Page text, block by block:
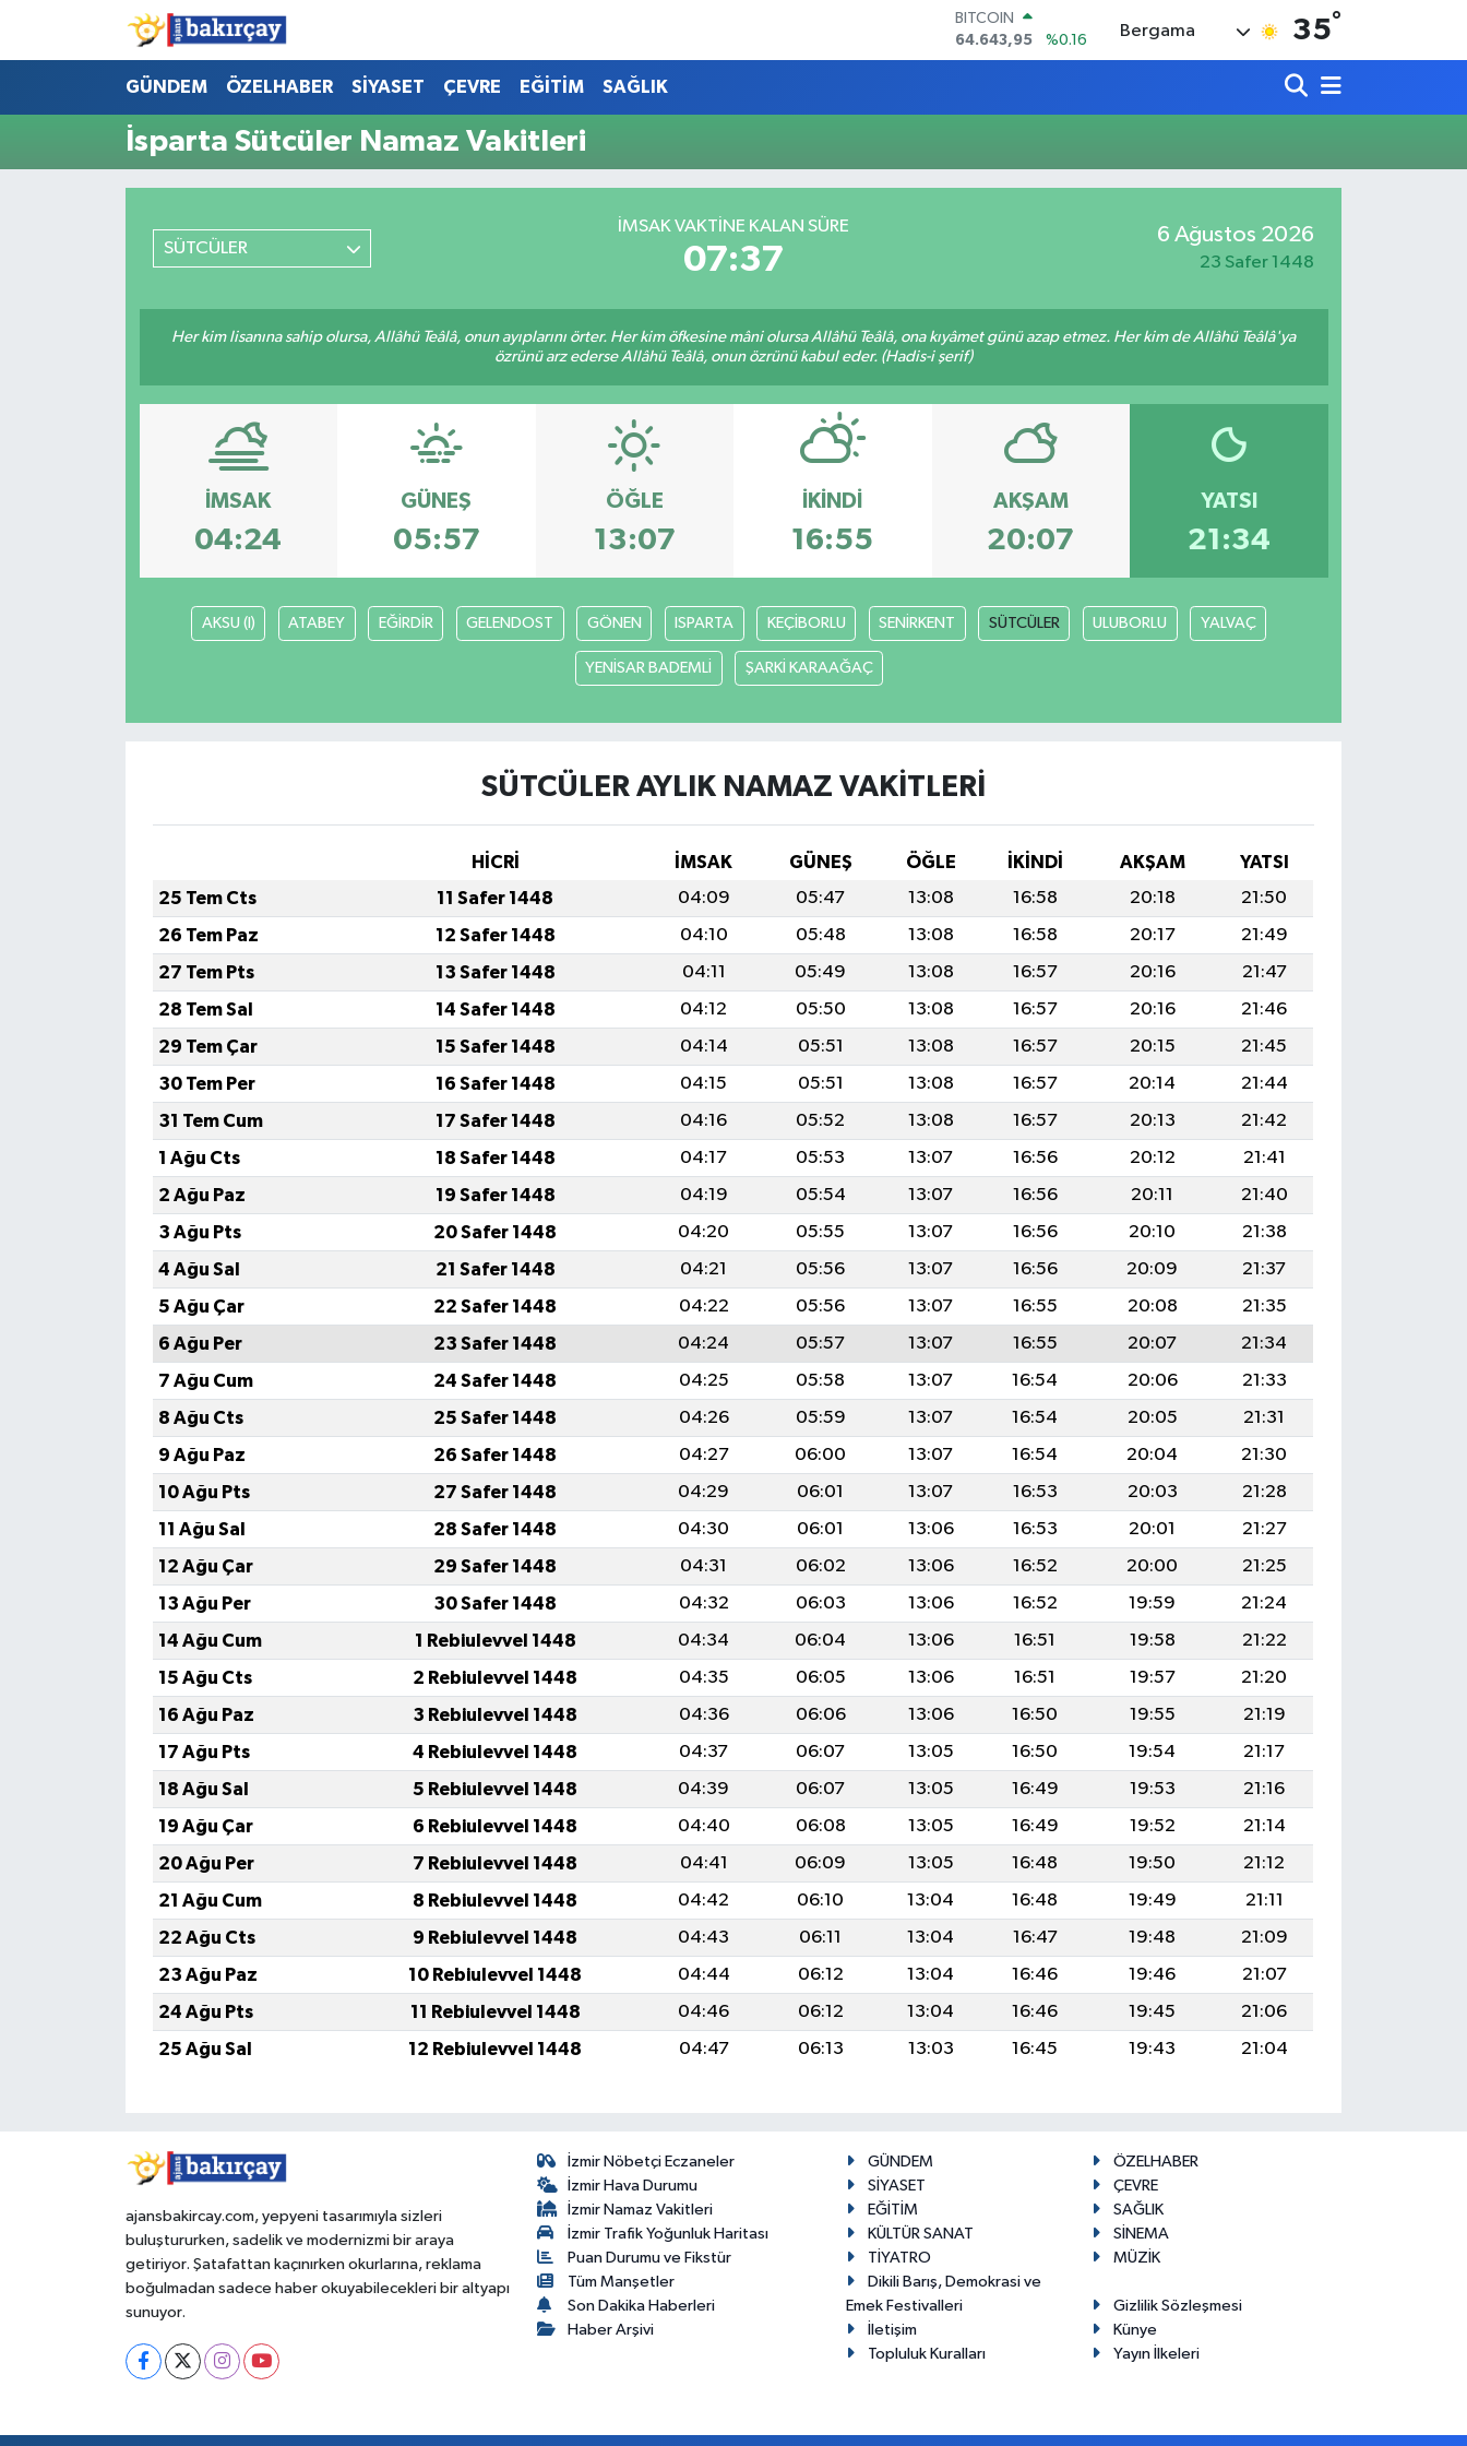
BITCOIN
64.643,95
%0.16
DOLAR
64,2398
%0.2
Bergama 35°
GÜNDEM ÖZELHABER SİYASET ÇEVRE EĞİTİM SAĞLIK
İsparta Sütcüler Namaz Vakitleri
SÜTCÜLER
İMSAK VAKTINE KALAN SÜRE
07:37
6 Ağustos 2026
23 Safer 1448
Her kim lisanına sahip olursa, Allâhü Teâlâ, onun ayıplarını örter. Her kim öfkesine mâni olursa Allâhü Teâlâ, ona kıyâmet günü azap etmez. Her kim de Allâhü Teâlâ'ya
özrünü arz ederse Allâhü Teâlâ, onun özrünü kabul eder. (Hadis-i şerif)
İMSAK
04:24
GÜNEŞ
05:57
ÖĞLE
13:07
İKINDI
16:55
AKŞAM
20:07
YATSI
21:34
AKSU (I) ATABEY EĞİRDİR GELENDOST GÖNEN ISPARTA KEÇİBORLU SENİRKENT SÜTCÜLER ULUBORLU YALVAÇ
YENİSAR BADEMLİ ŞARKİ KARAAĞAÇ
SÜTCÜLER AYLIK NAMAZ VAKITLERI
HİCRİ İMSAK GÜNEŞ ÖĞLE İKINDI AKŞAM
YATSI
25 Tem Cts
11 Safer 1448 04:09 05:47 13:08 16:58 20:18
21:50
26 Tem Paz
12 Safer 1448 04:10 05:48 13:08 16:58 20:17
21:49
27 Tem Pts
13 Safer 1448 04:11 05:49 13:08 16:57 20:16
21:47
28 Tem Sal
14 Safer 1448 04:12 05:50 13:08 16:57 20:16
21:46
29 Tem Çar
15 Safer 1448 04:14 05:51 13:08 16:57 20:15
21:45
30 Tem Per
16 Safer 1448 04:15 05:51 13:08 16:57 20:14
21:44
31 Tem Cum
17 Safer 1448 04:16 05:52 13:08 16:57 20:13
21:42
1 Ağu Cts
18 Safer 1448 04:17 05:53 13:07 16:56 20:12
21:41
2 Ağu Paz
19 Safer 1448 04:19 05:54 13:07 16:56 20:11
21:40
3 Ağu Pts
20 Safer 1448 04:20 05:55 13:07 16:56 20:10
21:38
4 Ağu Sal
21 Safer 1448 04:21 05:56 13:07 16:56 20:09
21:37
5 Ağu Çar
22 Safer 1448 04:22 05:56 13:07 16:55 20:08
21:35
6 Ağu Per
23 Safer 1448 04:24 05:57 13:07 16:55 20:07
21:34
7 Ağu Cum
24 Safer 1448 04:25 05:58 13:07 16:54 20:06
21:33
8 Ağu Cts
25 Safer 1448 04:26 05:59 13:07 16:54 20:05
21:31
9 Ağu Paz
26 Safer 1448 04:27 06:00 13:07 16:54 20:04
21:30
10 Ağu Pts
27 Safer 1448 04:29 06:01 13:07 16:53 20:03
21:28
11 Ağu Sal
28 Safer 1448 04:30 06:01 13:06 16:53 20:01
21:27
12 Ağu Çar
29 Safer 1448 04:31 06:02 13:06 16:52 20:00
21:25
13 Ağu Per
30 Safer 1448 04:32 06:03 13:06 16:52 19:59
21:24
14 Ağu Cum
1 Rebiulevvel 1448 04:34 06:04 13:06 16:51 19:58
21:22
15 Ağu Cts
2 Rebiulevvel 1448 04:35 06:05 13:06 16:51 19:57
21:20
16 Ağu Paz
3 Rebiulevvel 1448 04:36 06:06 13:06 16:50 19:55
21:19
17 Ağu Pts
4 Rebiulevvel 1448 04:37 06:07 13:05 16:50 19:54
21:17
18 Ağu Sal
5 Rebiulevvel 1448 04:39 06:07 13:05 16:49 19:53
21:16
19 Ağu Çar
6 Rebiulevvel 1448 04:40 06:08 13:05 16:49 19:52
21:14
20 Ağu Per
7 Rebiulevvel 1448 04:41 06:09 13:05 16:48 19:50
21:12
21 Ağu Cum
8 Rebiulevvel 1448 04:42 06:10 13:04 16:48 19:49
21:11
22 Ağu Cts
9 Rebiulevvel 1448 04:43 06:11 13:04 16:47 19:48
21:09
23 Ağu Paz
10 Rebiulevvel 1448 04:44 06:12 13:04 16:46 19:46
21:07
24 Ağu Pts
11 Rebiulevvel 1448 04:46 06:12 13:04 16:46 19:45
21:06
25 Ağu Sal
12 Rebiulevvel 1448 04:47 06:13 13:03 16:45 19:43 21:04
ajansbakircay.com, yepyeni tasarımıyla sizleri
buluştururken, sadelik ve modernizmi bir araya
getiriyor. Şatafattan kaçınırken okurlarına, reklama
boğulmadan sadece haber okuyabilecekleri bir altyapı
sunuyor.
İzmir Nöbetçi Eczaneler
İzmir Hava Durumu
İzmir Namaz Vakitleri
İzmir Trafik Yoğunluk Haritası
Puan Durumu ve Fikstür
Tüm Manşetler
Son Dakika Haberleri
Haber Arşivi
GÜNDEM
ÖZELHABER
SİYASET
ÇEVRE
EĞİTİM
SAĞLIK
KÜLTÜR SANAT
SİNEMA
TİYATRO
MÜZİK
Dikili Barış, Demokrasi ve
Emek Festivalleri
Gizlilik Sözleşmesi
İletişim
Künye
Topluluk Kuralları
Yayın İlkeleri
İzmir Nöbetçi Eczaneler
İzmir Hava Durumu
İzmir Namaz Vakitleri
İzmir Trafik Yoğunluk Haritası
Süper Lig Puan Durumu ve Fikstür